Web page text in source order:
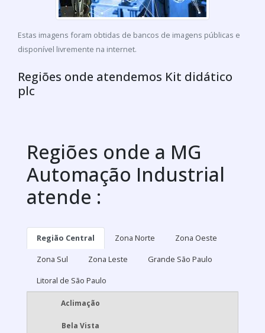
Estas imagens foram obtidas de bancos de imagens públicas e
disponível livremente na internet.
Regiões onde atendemos Kit didático
plc
Regiões onde a MG
Automação Industrial
atende :
Região Central Zona Norte
Zona Oeste
Zona Sul
Zona Leste
Grande São Paulo
Litoral de São Paulo
Aclimação
Bela Vista